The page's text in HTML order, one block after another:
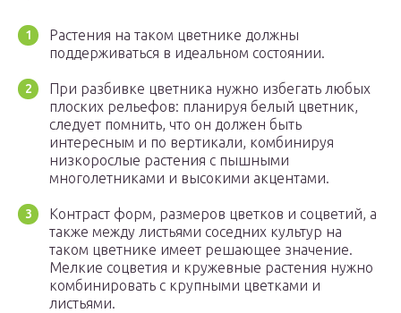
Растения на таком цветнике должны
поддерживаться в идеальном состоянии.
При разбивке цветника нужно избегать любых
плоских рельефов: планируя белый цветник,
следует помнить, что он должен быть
интересным и по вертикали, комбинируя
низкорослые растения с пышными
многолетниками и высокими акцентами.
Контраст форм, размеров цветков и соцветий, а
также между листьями соседних культур на
таком цветнике имеет решающее значение.
Мелкие соцветия и кружевные растения нужно
комбинировать с крупными цветками и
листьями.